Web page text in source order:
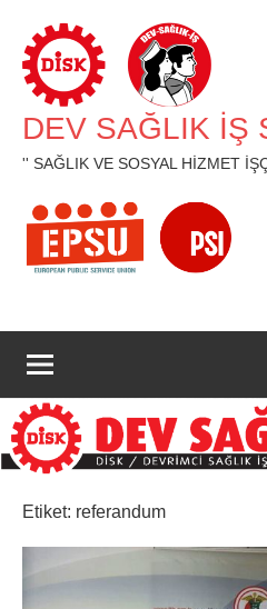
geç
DEV SAĞLIK İŞ
'' SAĞLIK VE SOSYAL HİZMET
Etiket: referandum